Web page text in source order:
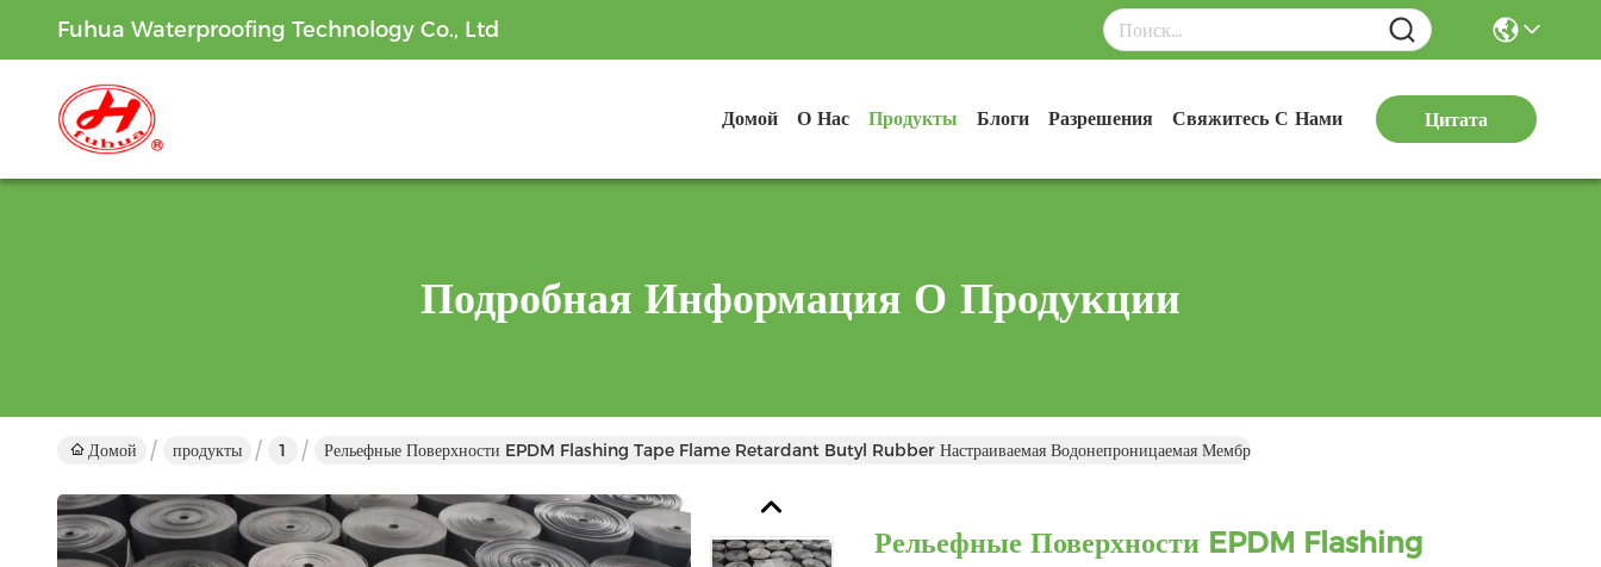
Fuhua Waterproofing Technology Co., Ltd
Домой О Нас Продукты Блоги Разрешения Свяжитесь С Нами Цитата
Подробная Информация О Продукции
Домой продукты 1 Рельефные Поверхности EPDM Flashing Tape Flame Retardant Butyl Rubber Настраиваемая Водонепроницаемая Мембрана Для Офисных Зданий
Рельефные Поверхности EPDM Flashing